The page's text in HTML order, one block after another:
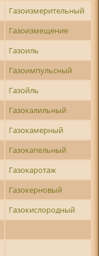
Газоизмерительный
Газоизмещение
Газоиль
Газоимпульсный
Газойль
Газокалильный
Газокамерный
Газокапельный
Газокаротаж
Газокерновый
Газокислородный